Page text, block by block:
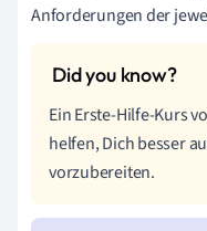
Anforderungen der
Ein Erste-Hilfe-Kurs
helfen, Dich besser
vorzubereiten.